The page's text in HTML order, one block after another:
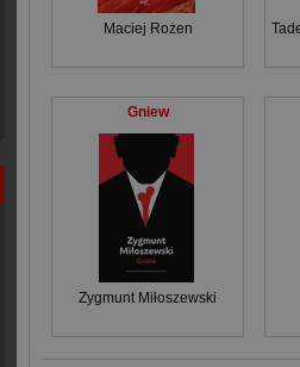
Maciej Rożen
Gniew
Zygmunt Miłoszewski